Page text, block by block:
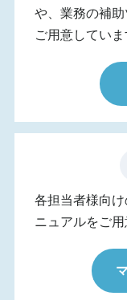
や、業務の補
ご用意していま
各担当者様向
ニュアルをご用